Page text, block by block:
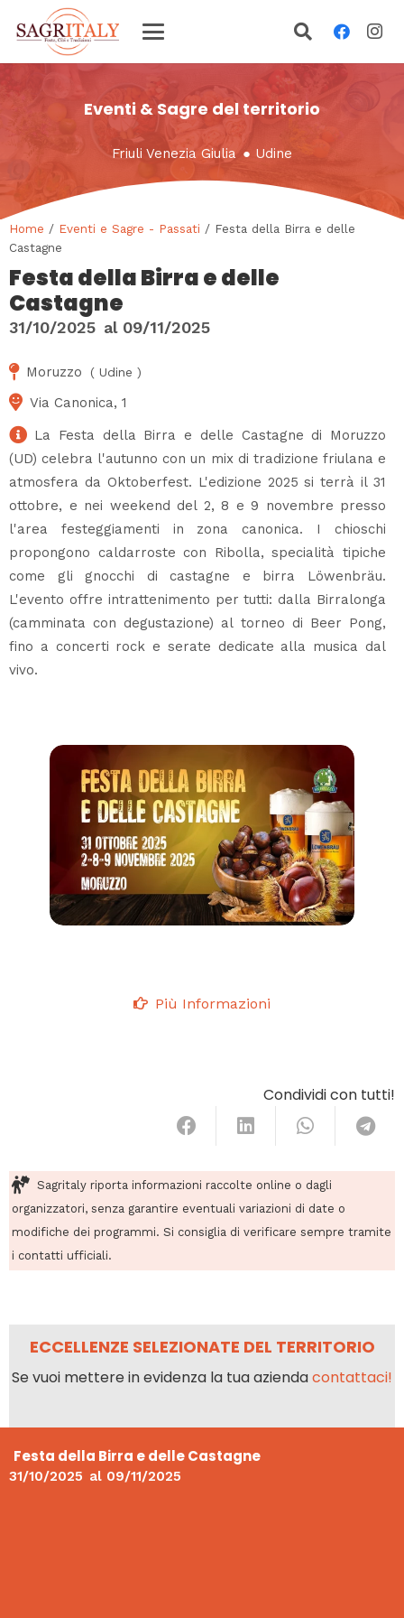
Eventi & Sagre del territorio
Friuli Venezia Giulia ● Udine
Home / Eventi e Sagre - Passati / Festa della Birra e delle
Castagne
Festa della Birra e delle
Castagne
31/10/2025 al 09/11/2025
Moruzzo ( Udine )
Via Canonica, 1
La Festa della Birra e delle Castagne di Moruzzo
(UD) celebra l'autunno con un mix di tradizione friulana e
atmosfera da Oktoberfest. L'edizione 2025 si terrà il 31
ottobre, e nei weekend del 2, 8 e 9 novembre presso
l'area festeggiamenti in zona canonica. I chioschi
propongono caldarroste con Ribolla, specialità tipiche
come gli gnocchi di castagne e birra Löwenbräu.
L'evento offre intrattenimento per tutti: dalla Birralonga
(camminata con degustazione) al torneo di Beer Pong,
fino a concerti rock e serate dedicate alla musica dal
vivo.
Più Informazioni
Condividi con tutti!
Sagritaly riporta informazioni raccolte online o dagli
organizzatori, senza garantire eventuali variazioni di date o
modifiche dei programmi. Si consiglia di verificare sempre tramite
i contatti ufficiali.
ECCELLENZE SELEZIONATE DEL TERRITORIO
Se vuoi mettere in evidenza la tua aziendacontattaci!
Festa della Birra e delle Castagne
31/10/2025 al 09/11/2025